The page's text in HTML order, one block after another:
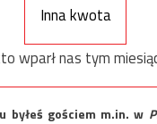
Inna kwota
wparł nas tym
byłeś gościem m.in. w